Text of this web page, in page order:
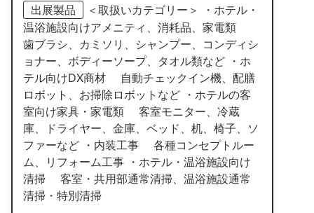
出展製品
＜取扱いカテゴリー＞ ・ホテル・
温浴施設向けアメニティ、消耗品、家電類
歯ブラシ、カミソリ、シャンプー、コンディシ
ョナー、ボディーソープ、タオル類など ・ホ
テル向けDX商材 自動チェックイン機、配膳
ロボット、お掃除ロボットなど ・ホテルの客
室向け家具・家電類 客室モニター、冷蔵
庫、ドライヤー、金庫、ベッド、机、椅子、ソ
ファーなど ・内装工事 各種コンセプトルー
ム、リフォーム工事 ・ホテル・温浴施設向け
清掃 客室・共用部通常清掃、温浴施設通常
清掃・特別清掃